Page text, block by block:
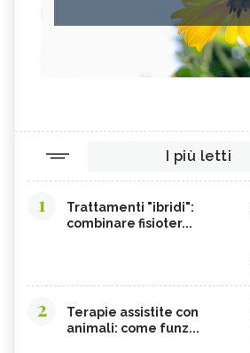
I più letti
1
Trattamenti "ibridi":
combinare fisioter...
2
Terapie assistite con
animali: come funz...